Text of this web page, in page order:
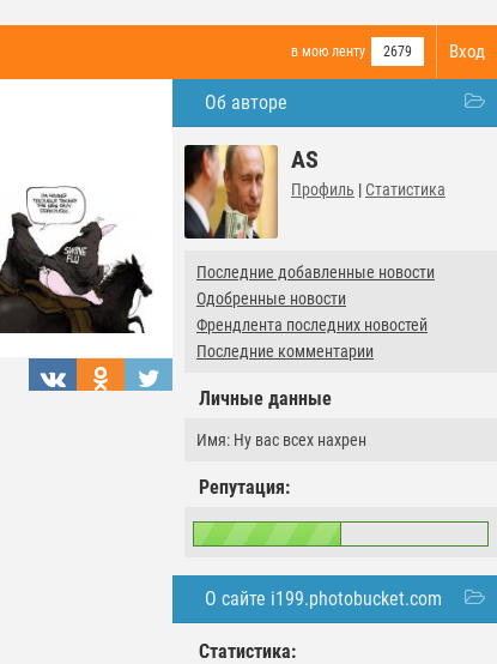
Вход
в мою ленту 2679
Об авторе
AS
Профиль | Статистика
Последние добавленные новости
Одобренные новости
Френдлента последних новостей
Последние комментарии
Личные данные
Имя: Ну вас всех нахрен
Репутация:
О сайте i199.photobucket.com
Статистика: